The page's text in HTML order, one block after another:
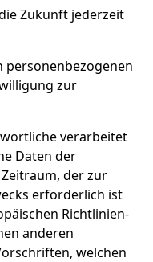
Zukunft jederzeit
personenbezogenen
zur
verarbeitet
Daten der
der zur
erforderlich ist
Richtlinien-
anderen
welchen